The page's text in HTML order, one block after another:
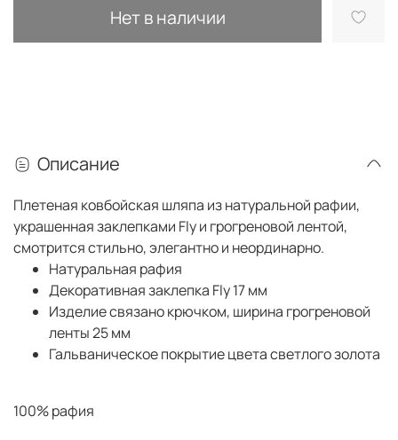
Нет в наличии
Описание
Плетеная ковбойская шляпа из натуральной рафии,
украшенная заклепками Fly и грогреновой лентой,
смотрится стильно, элегантно и неординарно.
Натуральная рафия
Декоративная заклепка Fly 17 мм
Изделие связано крючком, ширина грогреновой
ленты 25 мм
Гальваническое покрытие цвета светлого золота
100% рафия